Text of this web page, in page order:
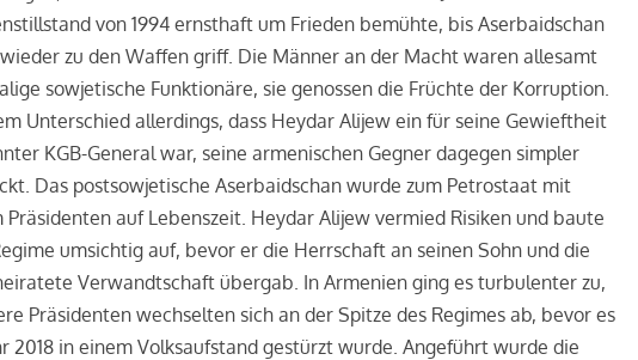
von 1994 ernsthaft um Frieden bemühte, bis Aserbaidschan
zu den Waffen griff. Die Männer an der Macht waren allesamt
sowjetische Funktionäre, sie genossen die Früchte der Korruption.
Unterschied allerdings, dass Heydar Alijew ein für seine Gewieftheit
KGB-General war, seine armenischen Gegner dagegen simpler
Das postsowjetische Aserbaidschan wurde zum Petrostaat mit
Präsidenten auf Lebenszeit. Heydar Alijew vermied Risiken und baute
umsichtig auf, bevor er die Herrschaft an seinen Sohn und die
Verwandtschaft übergab. In Armenien ging es turbulenter zu,
Präsidenten wechselten sich an der Spitze des Regimes ab, bevor es
2018 in einem Volksaufstand gestürzt wurde. Angeführt wurde die